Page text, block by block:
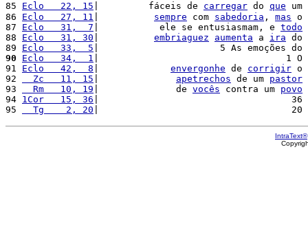
85 Eclo   22, 15 |         fáceis de carregar do que um
86 Eclo   27, 11 sempre com sabedoria , mas o
87 Eclo   31,  7 |           ele se entusiasmam, e todo
88 Eclo   31, 30 embriaguez aumenta a ira do
89 Eclo   33,  5 |                      5 As emoções do
90
Eclo   34,  1
|                                  1 O
91 Eclo   42,  8 envergonhe de corrigir o
92
  Zc   11, 15
apetrechos de um pastor
93
  Rm   10, 19
|              de vocês contra um povo
94 1Cor   15, 36 |                                   36
95
  Tg    2, 20
|                                   20
IntraText®